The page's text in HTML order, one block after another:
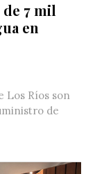
7 mil
en
Los Ríos son
de